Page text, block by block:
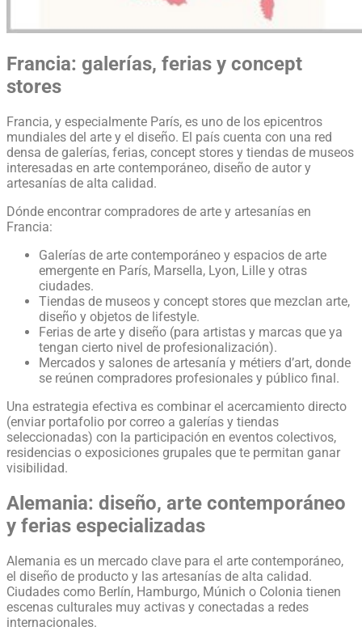
Francia: galerías, ferias y concept
stores
Francia, y especialmente París, es uno de los epicentros
mundiales del arte y el diseño. El país cuenta con una red
densa de galerías, ferias, concept stores y tiendas de museos
interesadas en arte contemporáneo, diseño de autor y
artesanías de alta calidad.
Dónde encontrar compradores de arte y artesanías en
Francia:
Galerías de arte contemporáneo y espacios de arte
emergente en París, Marsella, Lyon, Lille y otras
ciudades.
Tiendas de museos y concept stores que mezclan arte,
diseño y objetos de lifestyle.
Ferias de arte y diseño (para artistas y marcas que ya
tengan cierto nivel de profesionalización).
Mercados y salones de artesanía y métiers d’art, donde
se reúnen compradores profesionales y público final.
Una estrategia efectiva es combinar el acercamiento directo
(enviar portafolio por correo a galerías y tiendas
seleccionadas) con la participación en eventos colectivos,
residencias o exposiciones grupales que te permitan ganar
visibilidad.
Alemania: diseño, arte contemporáneo
y ferias especializadas
Alemania es un mercado clave para el arte contemporáneo,
el diseño de producto y las artesanías de alta calidad.
Ciudades como Berlín, Hamburgo, Múnich o Colonia tienen
escenas culturales muy activas y conectadas a redes
internacionales.